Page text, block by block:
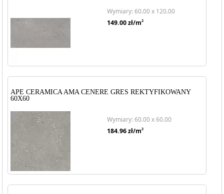
Wymiary: 60.00 x 120.00
149.00zł/m2
APE CERAMICA AMA CENERE GRES REKTYFIKOWANY
60X60
Wymiary: 60.00 x 60.00
184.96zł/m2